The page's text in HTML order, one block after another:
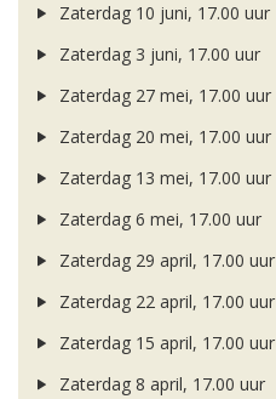
Zaterdag 10 juni, 17.00 uur
Zaterdag 3 juni, 17.00 uur
Zaterdag 27 mei, 17.00 uur
Zaterdag 20 mei, 17.00 uur
Zaterdag 13 mei, 17.00 uur
Zaterdag 6 mei, 17.00 uur
Zaterdag 29 april, 17.00 uur
Zaterdag 22 april, 17.00 uur
Zaterdag 15 april, 17.00 uur
Zaterdag 8 april, 17.00 uur